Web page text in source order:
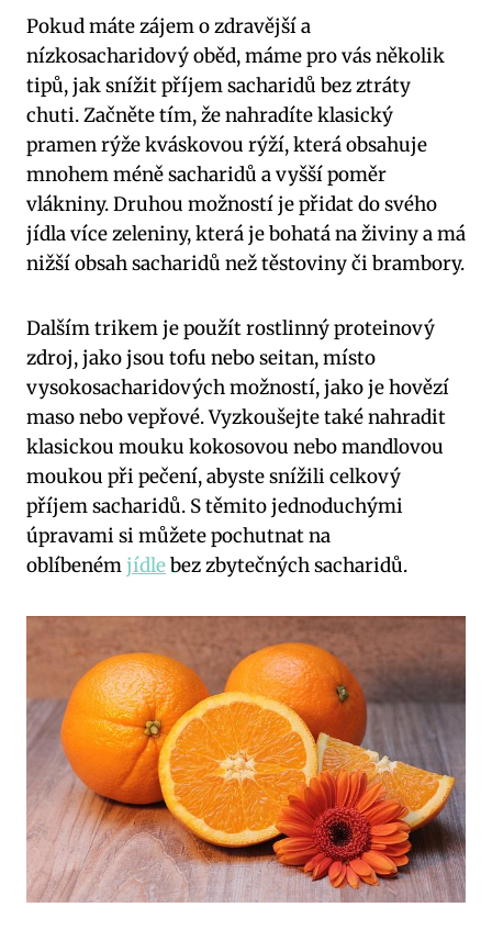
Pokud máte zájem o‌ zdravější a
nízkosacharidový oběd, máme pro vás několik
tipů, jak snížit příjem sacharidů⁤ bez ztráty
chuti. ⁣Začněte tím,⁤ že nahradíte klasický⁢
pramen ‌rýže kváskovou⁤ rýží, která​ obsahuje
‍mnohem méně sacharidů ‌a vyšší poměr
vlákniny.⁢ Druhou možností je‍ přidat do svého‌
jídla více zeleniny, ⁢která je ⁣bohatá na živiny‍ a má
nižší obsah sacharidů‌ než těstoviny ‍či brambory.
Dalším⁣ trikem je ⁣použít rostlinný proteinový
⁣zdroj,⁤ jako jsou tofu nebo ⁢seitan, místo
vysokosacharidových možností, jako je hovězí
maso nebo vepřové. ‍Vyzkoušejte ⁣také nahradit
klasickou mouku kokosovou nebo mandlovou
moukou při​ pečení, abyste snížili celkový
⁢příjem ​sacharidů. S těmito⁤ jednoduchými
‍úpravami si ​můžete‌ pochutnat na
oblíbenémjídlebez zbytečných sacharidů.